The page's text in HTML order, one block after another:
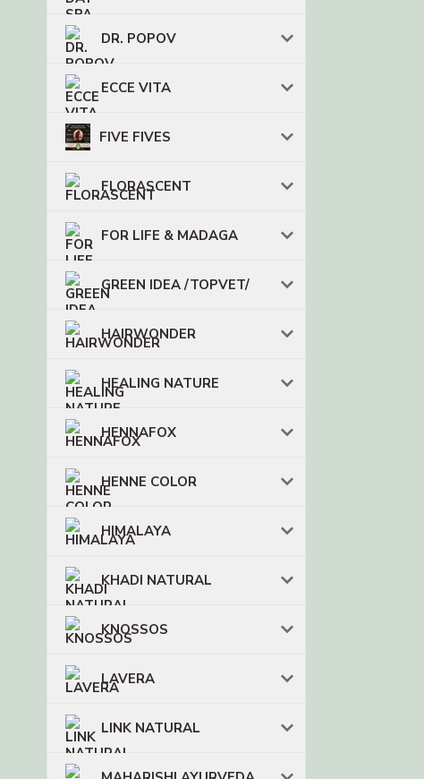
DR. POPOV
ECCE VITA
FIVE FIVES
FLORASCENT
FOR LIFE & MADAGA
GREEN IDEA /TOPVET/
HAIRWONDER
HEALING NATURE
HENNAFOX
HENNE COLOR
HIMALAYA
KHADI NATURAL
KNOSSOS
LAVERA
LINK NATURAL